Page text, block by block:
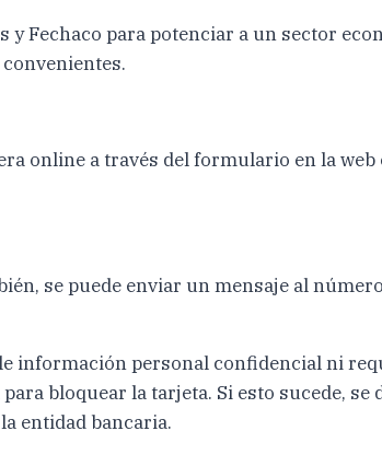
Fechaco para potenciar a un sector
online a través del formulario en la
se puede enviar un mensaje al
información personal confidencial ni
bloquear la tarjeta. Si esto sucede, se
entidad bancaria.